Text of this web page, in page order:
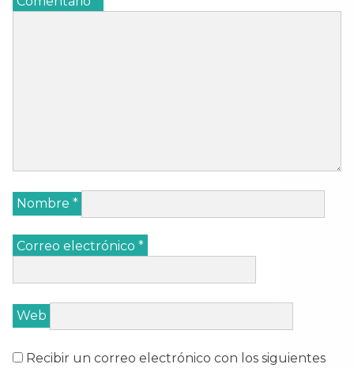
Nombre *
Correo electrónico *
Web
Recibir un correo electrónico con los siguientes